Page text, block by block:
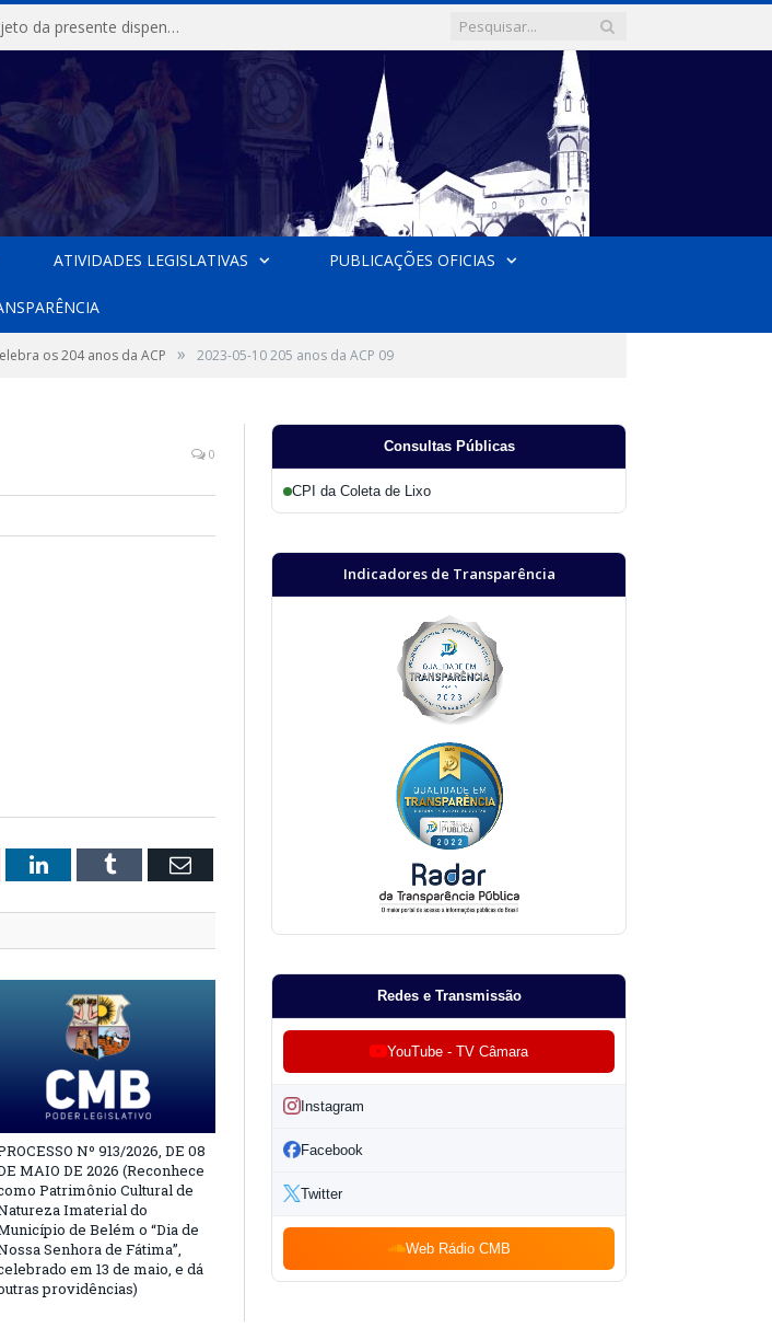
DISPENSA DE LICITAÇÃO Nº 03/2026 (O objeto da presente dispensa é a escolha da proposta mais vantajosa para a aquisição, de aparelhos de ar condicionado, tipo Split, com material de instalação e fogão industrial, conforme condições, quantidades e exigências estabelecidas no termo de referencia e neste aviso de contratação direta e seus anexos)
ATIVIDADES LEGISLATIVAS PUBLICAÇÕES OFICIAS
os 204 anos da ACP » 2023-05-10 205 anos da ACP 09
0
LinkedInTumblr Email
Nº 913/2026, DE 08
MAIO DE 2026 (Reconhece
Patrimônio Cultural de
Imaterial do
de Belém o “Dia de
Senhora de Fátima”,
em 13 de maio, e dá
providências)
Consultas Públicas
CPI da Coleta de Lixo
Indicadores de Transparência
Redes e Transmissão
YouTube - TV Câmara
Instagram
Facebook
Twitter
Web Rádio CMB